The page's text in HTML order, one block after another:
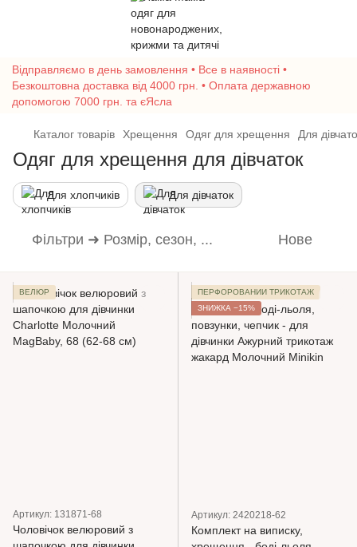
Відправляємо в день замовлення • Все в наявності •
Безкоштовна доставка від 4000 грн. • Оплата державною
допомогою 7000 грн. та єЯсла
Каталог товарів Хрещення Одяг для хрещення Для
Одяг для хрещення для дівчаток
Для хлопчиків Для дівчаток
Фільтри ➜ Розмір, сезон, ... Нове
ВЕЛЮР
Артикул: 131871-68
Чоловічок велюровий з
ПЕРФОРОВАНИЙ ТРИКОТАЖ
ЗНИЖКА −15%
Артикул: 2420218-62
Комплект на виписку,